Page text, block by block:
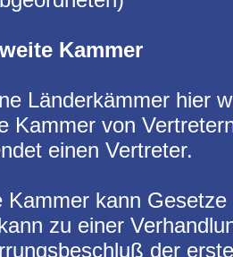
Kammer
Länderkämmer hier
Kammer von
einen Vertreter.
Kammer kann
zu einer
der